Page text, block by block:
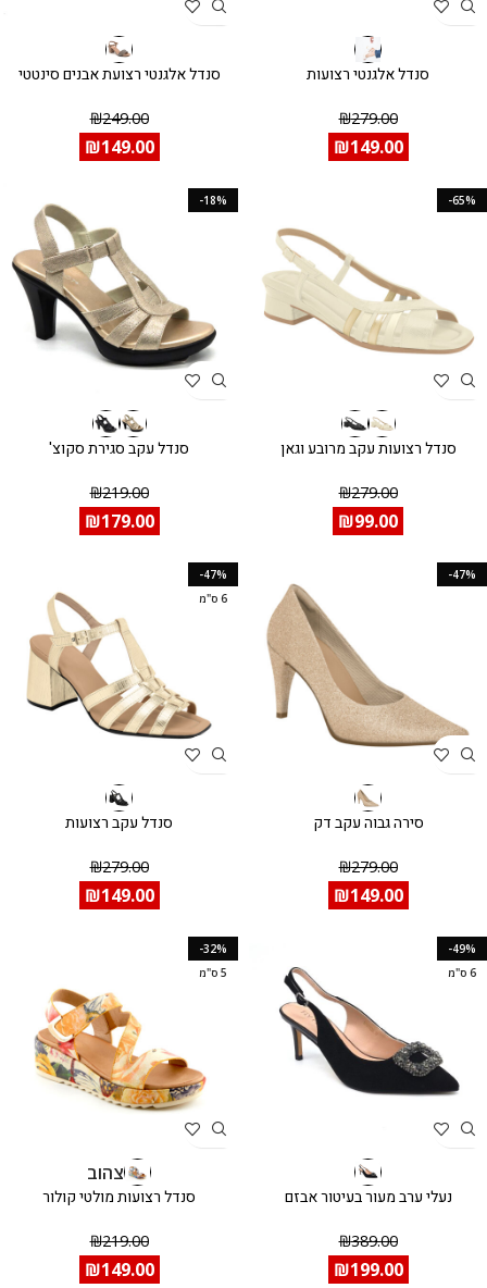
סנדל אלגנטי רצועות
₪279.00
₪149.00
סנדל אלגנטי רצועת אבנים סינטטי
₪249.00
₪149.00
-65%
סנדל רצועות עקב מרובע וגאן
₪279.00
₪99.00
-18%
סנדל עקב סגירת סקוצ'
₪219.00
₪179.00
-47%
סירה גבוה עקב דק
₪279.00
₪149.00
-47%
6 ס"מ
סנדל עקב רצועות
₪279.00
₪149.00
-49%
6 ס"מ
נעלי ערב מעור בעיטור אבזם
₪389.00
₪199.00
-32%
5 ס"מ
צהוב
סנדל רצועות מולטי קולור
₪219.00
₪149.00